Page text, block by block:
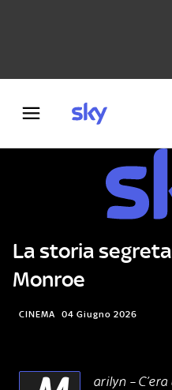
La storia
Monroe
CINEMA 04 Giugno 2026
arilyn –